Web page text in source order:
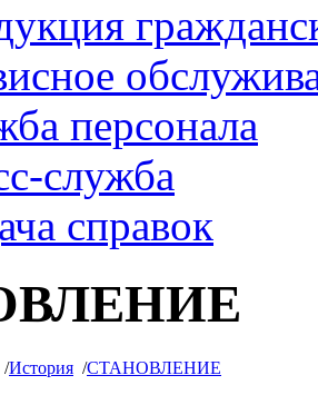
персонала
служба
справок
/История /СТАНОВЛЕНИЕ